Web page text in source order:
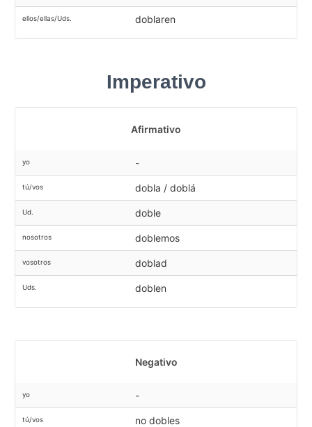
ellos/ellas/Uds. doblaren
Imperativo
Afirmativo
yo -
tú/vos dobla / doblá
Ud. doble
nosotros doblemos
vosotros doblad
Uds. doblen
Negativo
yo -
tú/vos no dobles